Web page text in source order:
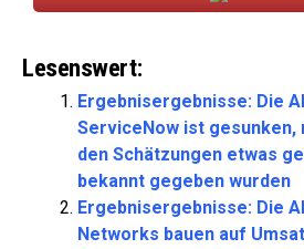
Lesenswert:
Ergebnisergebnisse: Die
ServiceNow ist gesunken,
den Schätzungen etwas
bekannt gegeben wurden
Ergebnisergebnisse: Die
Networks bauen auf